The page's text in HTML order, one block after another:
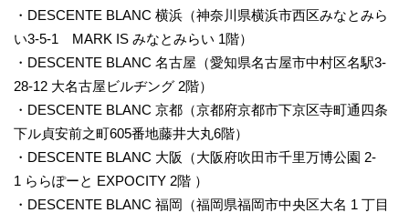
・DESCENTE BLANC 横浜（神奈川県横浜市西区みなとみら
い3-5-1 MARK IS みなとみらい 1階）
・DESCENTE BLANC 名古屋（愛知県名古屋市中村区名駅3-
28-12 大名古屋ビルヂング 2階）
・DESCENTE BLANC 京都（京都府京都市下京区寺町通四条
下ル貞安前之町605番地藤井大丸6階）
・DESCENTE BLANC 大阪（大阪府吹田市千里万博公園 2-
1 ららぽーと EXPOCITY 2階 ）
・DESCENTE BLANC 福岡（福岡県福岡市中央区大名 1 丁目